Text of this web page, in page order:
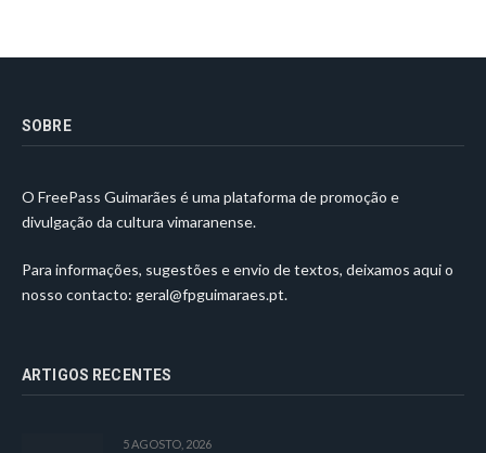
SOBRE
O FreePass Guimarães é uma plataforma de promoção e
divulgação da cultura vimaranense.
Para informações, sugestões e envio de textos, deixamos aqui o
nosso contacto: geral@fpguimaraes.pt.
ARTIGOS RECENTES
5 AGOSTO, 2026